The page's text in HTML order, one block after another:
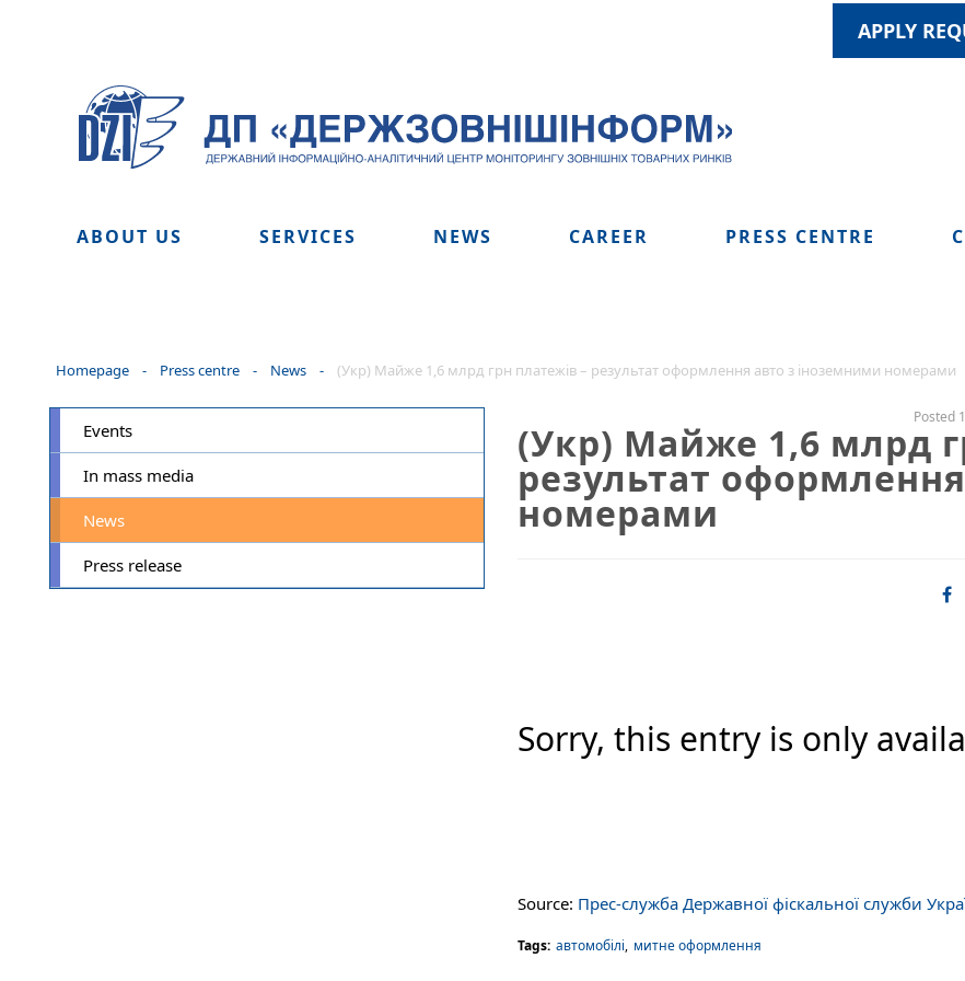
APPLY
ABOUT US SERVICES NEWS CAREER PRESS CENTRE
Homepage - Press centre - News - (Укр) Майже 1,6 млрд грн платежів – результат оформлення авто з іноземними номерами
Events
In mass media
News
Press release
Posted
(Укр) Майже 1,6 млрд
результат
номерами
Sorry, this entry is only
Source: Прес-служба Державної фіскальної служби
Tags: автомобілі, митне оформлення